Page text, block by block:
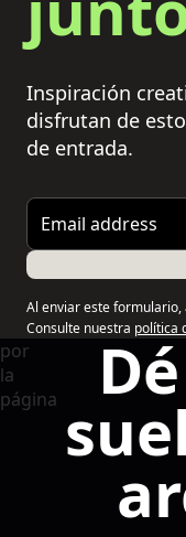
Inspiración
disfrutan de
de entrada.
Email address
Al enviar este
Consulte nuestra política